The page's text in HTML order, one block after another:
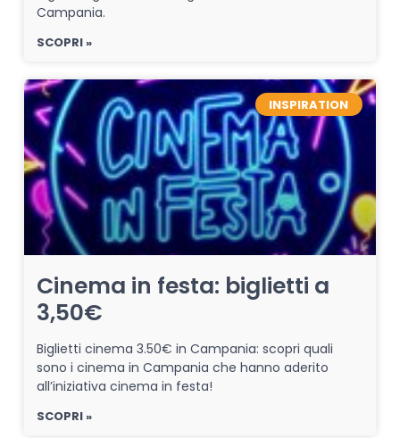
Campania.
SCOPRI »
INSPIRATION
Cinema in festa: biglietti a
3,50€
Biglietti cinema 3.50€ in Campania: scopri quali
sono i cinema in Campania che hanno aderito
all’iniziativa cinema in festa!
SCOPRI »